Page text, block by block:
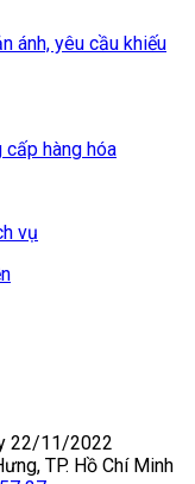
ánh, yêu cầu khiếu
cấp hàng hóa
vụ
22/11/2022
TP. Hồ Chí Minh